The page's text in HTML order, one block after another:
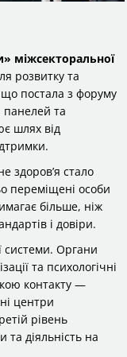
міжсекторальної
розвитку та
постала з форуму
панелей та
шлях від
здоров’я стало
переміщені особи
більше, ніж
і довіри.
системи. Органи
та психологічні
контакту —
центри
рівень
та діяльність на